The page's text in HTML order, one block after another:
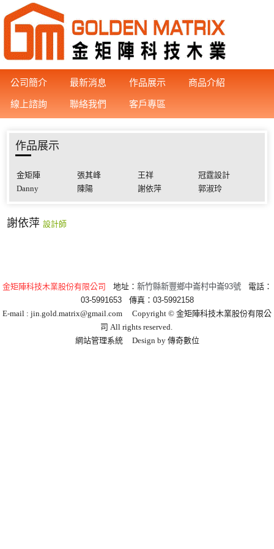
公司簡介 最新消息 作品展示 商品介紹
線上諮詢 聯絡我們 客戶專區
作品展示
金矩陣 張其峰 王祥
冠霆設計
Danny
陳陽 謝依萍 郭淑玲
謝依萍 設計師
金矩陣科技木業股份有限公司 地址： 新竹縣新豐鄉中崙村中崙93號電話：
03-5991653傳真： 03-5992158
E-mail : jin.gold.matrix@gmail.com
Copyright © 金矩陣科技木業股份有限公
司 All rights reserved.
網站管理系統Design by 傳奇數位